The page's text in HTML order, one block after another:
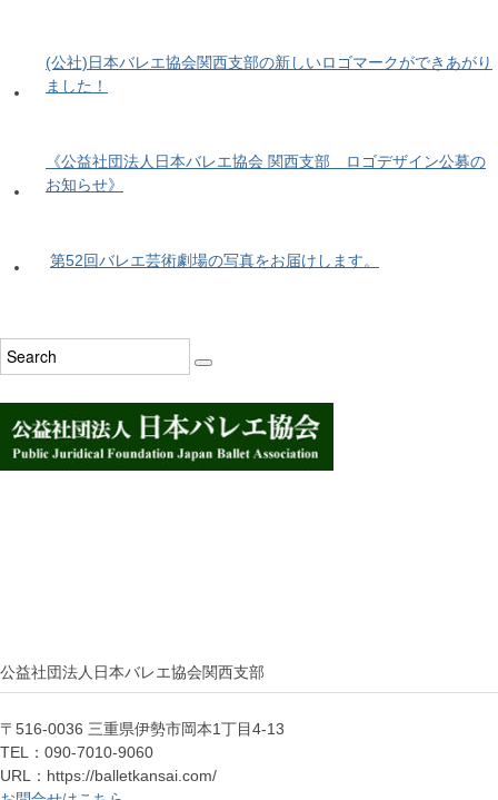
(公社)日本バレエ協会関西支部の新しいロゴマークができあがり
ました！
《公益社団法人日本バレエ協会 関西支部 ロゴデザイン公募の
お知らせ》
第52回バレエ芸術劇場の写真をお届けします。
公益社団法人日本バレエ協会関西支部
〒516-0036 三重県伊勢市岡本1丁目4-13
TEL：090-7010-9060
URL：https://balletkansai.com/